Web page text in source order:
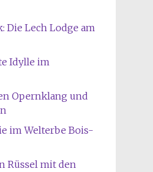
Die Lech Lodge am
Idylle im
Opernklang und
im Welterbe Bois-
Rüssel mit den